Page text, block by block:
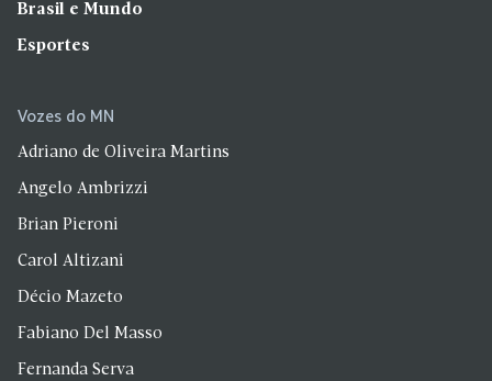
Brasil e Mundo
Esportes
Vozes do MN
Adriano de Oliveira Martins
Angelo Ambrizzi
Brian Pieroni
Carol Altizani
Décio Mazeto
Fabiano Del Masso
Fernanda Serva